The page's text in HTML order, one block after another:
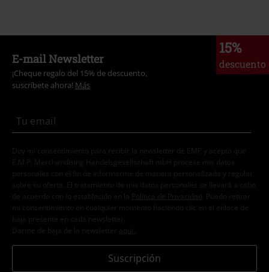
15%
descuento
E-mail Newsletter
¡Cheque regalo del 15% de descuento,
suscríbete ahora! Más
Doy mi consentimiento para recibir la newsletter de EMP y acepto que
E.M.P. Merchandising Handelsgesellschaft mbH procese mis datos
personales con el fin de informarme de manera personalizada y regular
sobre su oferta. El tratamiento de mis datos personales se llevará a cabo
de acuerdo con lo establecido en la
Política de Privacidad . Puedo retirar
mi consentimiento en cualquier momento haciendo clic en el enlace de
baja presente en cada newsletter.
Darme de baja de la newsletter
aquí
Suscripción